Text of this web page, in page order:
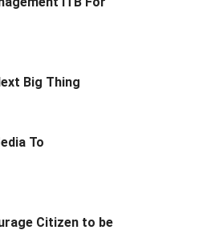
Big Thing
To
Citizen to be